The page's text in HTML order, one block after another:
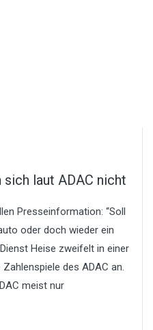
sich laut ADAC nicht
Presseinformation: “Soll
oder doch wieder ein
Heise zweifelt in einer
des ADAC an.
meist nur